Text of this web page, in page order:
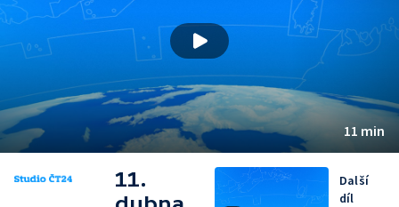
11 min
11.
Další
díl